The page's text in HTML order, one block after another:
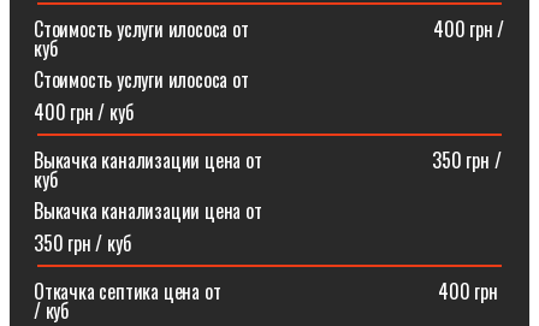
Стоимость услуги илососа от⠀⠀⠀⠀⠀⠀⠀⠀⠀⠀⠀⠀⠀400 грн /
куб
Стоимость услуги илососа от
400 грн / куб
Выкачка канализации цена от⠀⠀⠀⠀⠀⠀⠀⠀⠀⠀⠀⠀350 грн /
куб
Выкачка канализации цена от
350 грн / куб
Откачка септика цена от ⠀⠀⠀⠀⠀⠀⠀⠀⠀⠀⠀⠀⠀⠀⠀400 грн
/ куб